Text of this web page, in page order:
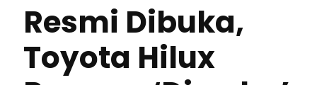
Resmi Dibuka,
Toyota Hilux